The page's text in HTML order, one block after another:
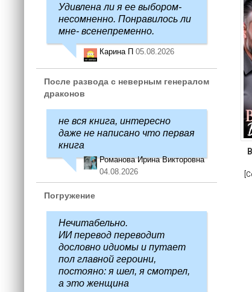
Удивлена ли я ее выбором-
несомненно. Понравилось ли
мне- всенепременно.
Карина П 05.08.2026
После развода с неверным генералом
драконов
не вся книга, интересно
даже не написано что первая
книга
Романова Ирина Викторовна
04.08.2026
Погружение
Нечитабельно.
ИИ перевод переводит
дословно идиомы и путает
пол главной героини,
постояно: я шел, я смотрел,
а это женщина